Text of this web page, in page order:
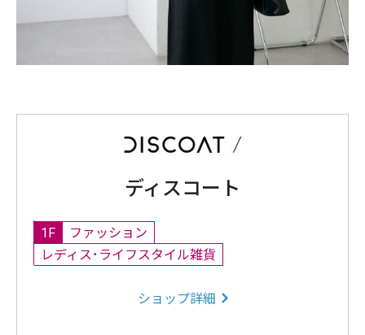
ディスコート
1F
ファッション
レディス･ライフスタイル雑貨
ショップ詳細